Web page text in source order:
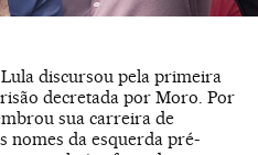
discursou pela primeira
decretada por Moro. Por
sua carreira de
nomes da esquerda pré-